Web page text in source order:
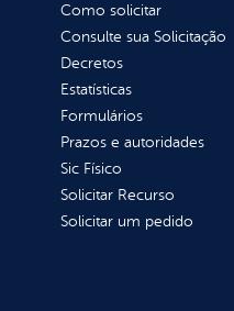
Como solicitar
Consulte sua Solicitação
Decretos
Estatísticas
Formulários
Prazos e autoridades
Sic Físico
Solicitar Recurso
Solicitar um pedido